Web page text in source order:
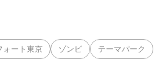
ォート東京 ゾンビ テーマパーク